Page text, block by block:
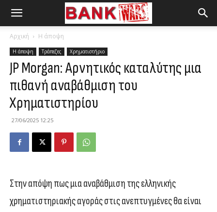
Αρχική Η άποψη
Η άποψη Τράπεζες Χρηματιστήριο
JP Morgan: Aρνητικός καταλύτης μια
πιθανή αναβάθμιση του
Χρηματιστηρίου
27/06/2025 12:25
Στην απόψη πως μια αναβάθμιση της ελληνικής
χρηματιστηριακής αγοράς στις ανεπτυγμένες θα είναι